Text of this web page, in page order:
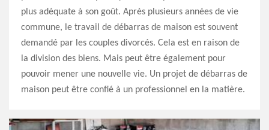
plus adéquate à son goût. Après plusieurs années de vie
commune, le travail de débarras de maison est souvent
demandé par les couples divorcés. Cela est en raison de
la division des biens. Mais peut être également pour
pouvoir mener une nouvelle vie. Un projet de débarras de
maison peut être confié à un professionnel en la matière.